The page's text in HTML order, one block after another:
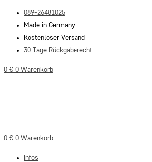
Inhalt
springen
089-26481025
Made in Germany
Kostenloser Versand
30 Tage Rückgaberecht
0 € 0 Warenkorb
0 € 0 Warenkorb
Infos